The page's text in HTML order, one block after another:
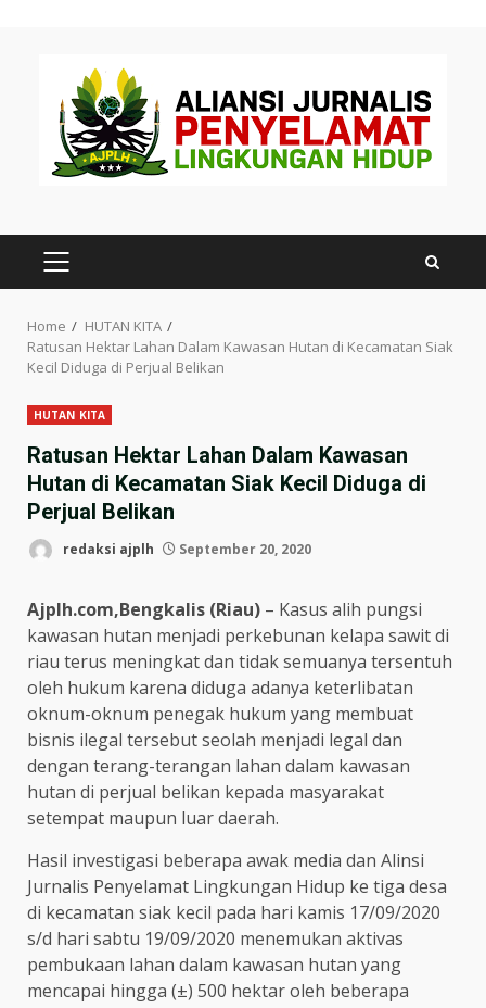
PRIMARY
Home
HUTAN KITA
Ratusan Hektar Lahan Dalam Kawasan Hutan di Kecamatan Siak
Kecil Diduga di Perjual Belikan
HUTAN KITA
Ratusan Hektar Lahan Dalam Kawasan
Hutan di Kecamatan Siak Kecil Diduga di
Perjual Belikan
redaksi ajplh September 20, 2020
Ajplh.com,Bengkalis (Riau) – Kasus alih pungsi
kawasan hutan menjadi perkebunan kelapa sawit di
riau terus meningkat dan tidak semuanya tersentuh
oleh hukum karena diduga adanya keterlibatan
oknum-oknum penegak hukum yang membuat
bisnis ilegal tersebut seolah menjadi legal dan
dengan terang-terangan lahan dalam kawasan
hutan di perjual belikan kepada masyarakat
setempat maupun luar daerah.
Hasil investigasi beberapa awak media dan Alinsi
Jurnalis Penyelamat Lingkungan Hidup ke tiga desa
di kecamatan siak kecil pada hari kamis 17/09/2020
s/d hari sabtu 19/09/2020 menemukan aktivas
pembukaan lahan dalam kawasan hutan yang
mencapai hingga (±) 500 hektar oleh beberapa